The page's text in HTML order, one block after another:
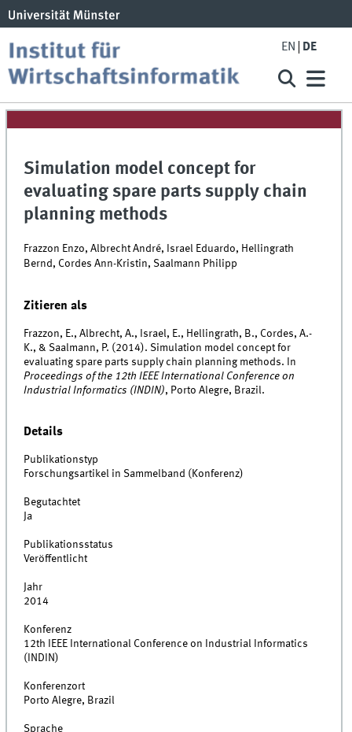
EN DE
Simulation model concept for
evaluating spare parts supply chain
planning methods
Frazzon Enzo, Albrecht André, Israel Eduardo, Hellingrath
Bernd, Cordes Ann-Kristin, Saalmann Philipp
Zitieren als
Frazzon, E., Albrecht, A., Israel, E., Hellingrath, B., Cordes, A.-
K., & Saalmann, P. (2014). Simulation model concept for
evaluating spare parts supply chain planning methods. In
Proceedings of the 12th IEEE International Conference on
Industrial Informatics (INDIN), Porto Alegre, Brazil.
Details
Publikationstyp
Forschungsartikel in Sammelband (Konferenz)
Begutachtet
Ja
Publikationsstatus
Veröffentlicht
Jahr
2014
Konferenz
12th IEEE International Conference on Industrial Informatics
(INDIN)
Konferenzort
Porto Alegre, Brazil
Sprache